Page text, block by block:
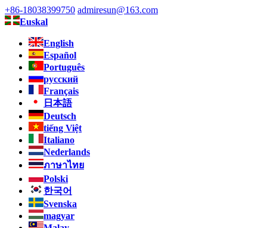
+86-18038399750 admiresun@163.com
Euskal
English
Español
Português
русский
Français
日本語
Deutsch
tiếng Việt
Italiano
Nederlands
ภาษาไทย
Polski
한국어
Svenska
magyar